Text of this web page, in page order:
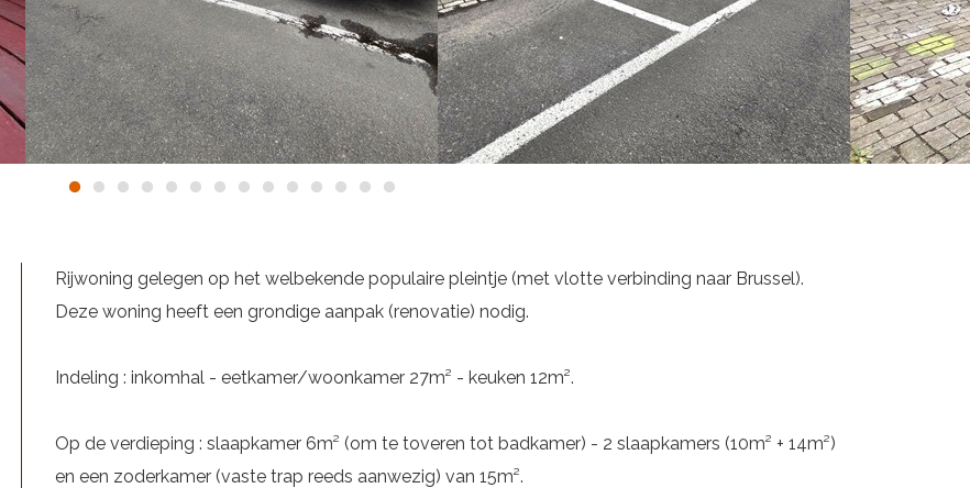
Rijwoning gelegen op het welbekende populaire pleintje (met vlotte verbinding naar Brussel).
Deze woning heeft een grondige aanpak (renovatie) nodig.
Indeling : inkomhal - eetkamer/woonkamer 27m² - keuken 12m².
Op de verdieping : slaapkamer 6m² (om te toveren tot badkamer) - 2 slaapkamers (10m² + 14m²)
en een zoderkamer (vaste trap reeds aanwezig) van 15m².